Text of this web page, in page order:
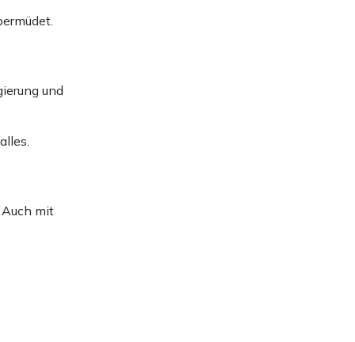
und
mit